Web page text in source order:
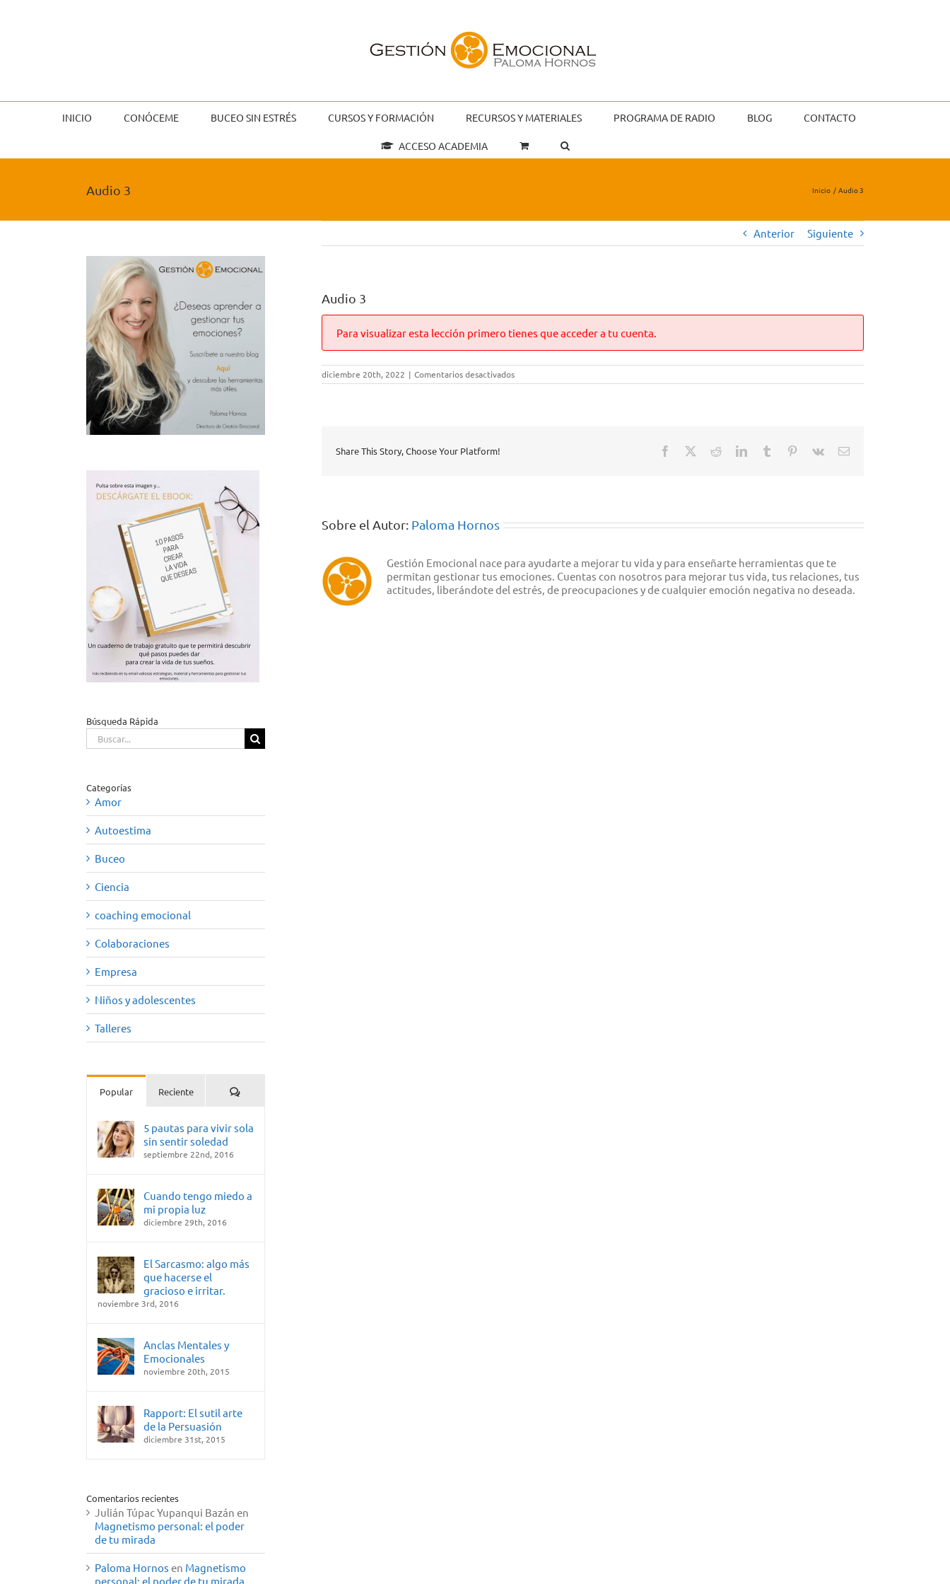
INICIO CONÓCEME BUCEO SIN ESTRÉS CURSOS Y FORMACIÓN RECURSOS Y MATERIALES PROGRAMA DE RADIO BLOG CONTACTO
ACCESO ACADEMIA
Audio 3 Inicio Audio 3
Anterior Siguiente
Audio 3
Para visualizar esta lección primero tienes que acceder a tu cuenta.
diciembre 20th, 2022 | Comentarios desactivadosen
Audio
Share This Story, Choose Your Platform! Facebook RedditLinkedInTumblr Pinterest
Vk
Correo
Sobre el Autor: Paloma Hornos
Gestión Emocional nace para ayudarte a mejorar tu vida y para enseñarte herramientas que te
permitan gestionar tus emociones. Cuentas con nosotros para mejorar tus vida, tus relaciones, tus
actitudes, liberándote del estrés, de preocupaciones y de cualquier emoción negativa no deseada.
Búsqueda Rápida
Buscar:
Categorías
Amor
Autoestima
Buceo
Ciencia
coaching emocional
Colaboraciones
Empresa
Niños y adolescentes
Talleres
Popular Reciente Comentarios
5 pautas para vivir sola
sin sentir soledad
septiembre 22nd, 2016
Cuando tengo miedo a
mi propia luz
diciembre 29th, 2016
El Sarcasmo: algo más
que hacerse el
gracioso e irritar.
noviembre 3rd, 2016
Anclas Mentales y
Emocionales
noviembre 20th, 2015
Rapport: El sutil arte
de la Persuasión
diciembre 31st, 2015
Comentarios recientes
Julián Túpac Yupanqui Bazán en
Magnetismo personal: el poder
de tu mirada
Paloma Hornos en Magnetismo
personal: el poder de tu mirada